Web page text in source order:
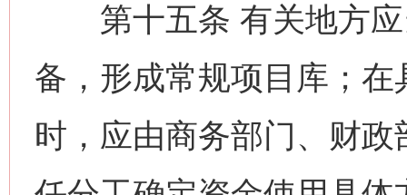
第十五条 有关地方应
备，形成常规项目库；
时，应由商务部门、财